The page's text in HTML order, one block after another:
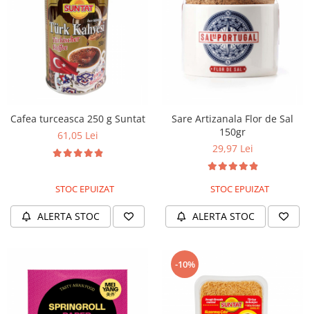
Condimente turcesti
Ghimbir murat la borcan
Alge Nori
Supa miso
Cafea turceasca 250 g Suntat
61,05 Lei
STOC EPUIZAT
ALERTA STOC
Sare Artizanala Flor de Sal
150gr
29,97 Lei
STOC EPUIZAT
ALERTA STOC
-10%